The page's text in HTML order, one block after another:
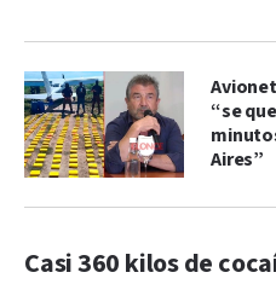
“se
Aires”
Casi 360 kilos de